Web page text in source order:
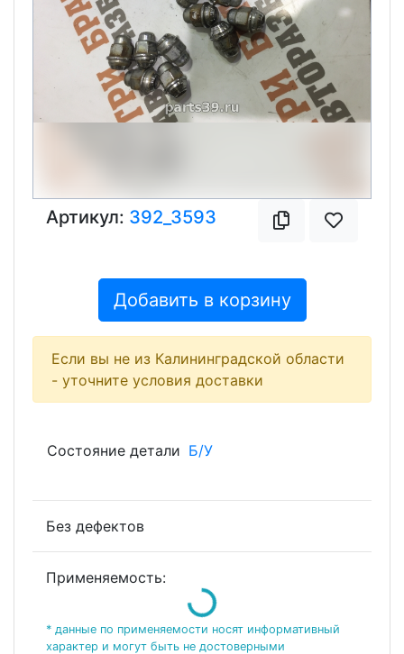
Артикул: 392_3593
Добавить в корзину
Если вы не из Калининградской области
- уточните условия доставки
Состояние детали Б/У
Без дефектов
Применяемость:
Loading...
* данные по применяемости носят информативный
характер и могут быть не достоверными